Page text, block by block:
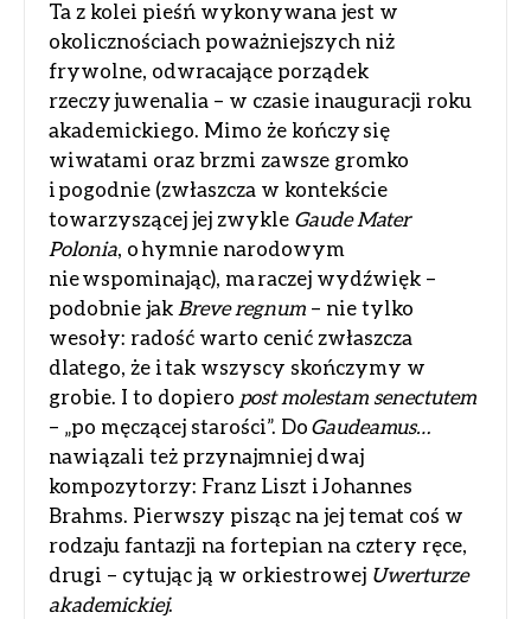
Ta z kolei pieśń wykonywana jest w
okolicznościach poważniejszych niż
frywolne, odwracające porządek
rzeczy juwenalia – w czasie inauguracji roku
akademickiego. Mimo że kończy się
wiwatami oraz brzmi zawsze gromko
i pogodnie (zwłaszcza w kontekście
towarzyszącej jej zwykle Gaude Mater
Polonia, o hymnie narodowym
nie wspominając), ma raczej wydźwięk –
podobnie jak Breve regnum – nie tylko
wesoły: radość warto cenić zwłaszcza
dlatego, że i tak wszyscy skończymy w
grobie. I to dopiero post molestam senectutem
– „po męczącej starości”. DoGaudeamus…
nawiązali też przynajmniej dwaj
kompozytorzy: Franz Liszt i Johannes
Brahms. Pierwszy pisząc na jej temat coś w
rodzaju fantazji na fortepian na cztery ręce,
drugi – cytując ją w orkiestrowej Uwerturze
akademickiej.